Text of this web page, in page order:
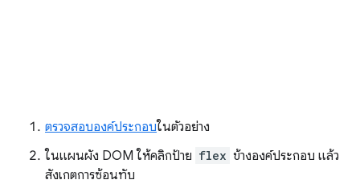
ตรวจสอบองค์ประกอบในตัวอย่าง
ในแผนผัง DOM ให้คลิกป้าย flex ข้างองค์ประกอบ แล้ว
สังเกตการซ้อนทับ